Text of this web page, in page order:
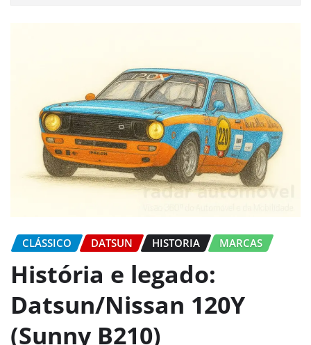
CLÁSSICO DATSUN HISTORIA MARCAS
História e legado:
Datsun/Nissan 120Y
(Sunny B210)